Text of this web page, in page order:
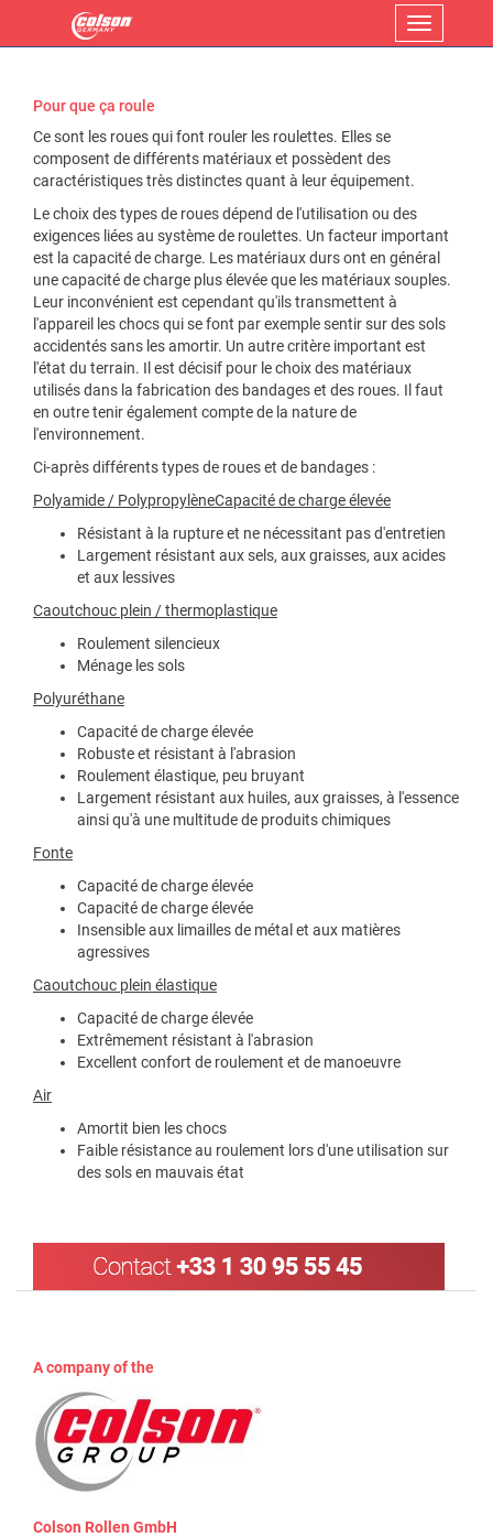
Menu
Pour que ça roule
Ce sont les roues qui font rouler les roulettes. Elles se
composent de différents matériaux et possèdent des
caractéristiques très distinctes quant à leur équipement.
Le choix des types de roues dépend de l'utilisation ou des
exigences liées au système de roulettes. Un facteur important
est la capacité de charge. Les matériaux durs ont en général
une capacité de charge plus élevée que les matériaux souples.
Leur inconvénient est cependant qu'ils transmettent à
l'appareil les chocs qui se font par exemple sentir sur des sols
accidentés sans les amortir. Un autre critère important est
l'état du terrain. Il est décisif pour le choix des matériaux
utilisés dans la fabrication des bandages et des roues. Il faut
en outre tenir également compte de la nature de
l'environnement.
Ci-après différents types de roues et de bandages :
Polyamide / PolypropylèneCapacité de charge élevée
Résistant à la rupture et ne nécessitant pas d'entretien
Largement résistant aux sels, aux graisses, aux acides
et aux lessives
Caoutchouc plein / thermoplastique
Roulement silencieux
Ménage les sols
Polyuréthane
Capacité de charge élevée
Robuste et résistant à l'abrasion
Roulement élastique, peu bruyant
Largement résistant aux huiles, aux graisses, à l'essence
ainsi qu'à une multitude de produits chimiques
Fonte
Capacité de charge élevée
Capacité de charge élevée
Insensible aux limailles de métal et aux matières
agressives
Caoutchouc plein élastique
Capacité de charge élevée
Extrêmement résistant à l'abrasion
Excellent confort de roulement et de manoeuvre
Air
Amortit bien les chocs
Faible résistance au roulement lors d'une utilisation sur
des sols en mauvais état
A company of the
Colson Rollen GmbH